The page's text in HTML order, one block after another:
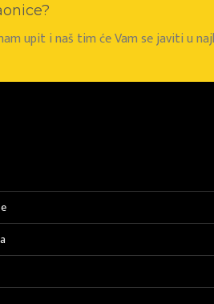
upit i naš tim će Vam se javiti u